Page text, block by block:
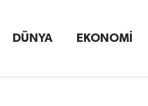
DÜNYA EKONOMİ